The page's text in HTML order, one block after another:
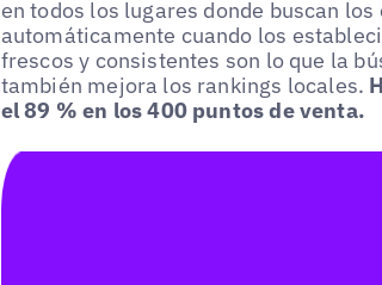
en todos los lugares donde buscan
automáticamente cuando los
frescos y consistentes son lo que la
también mejora los rankings locales.
el 89 % en los 400 puntos de venta.